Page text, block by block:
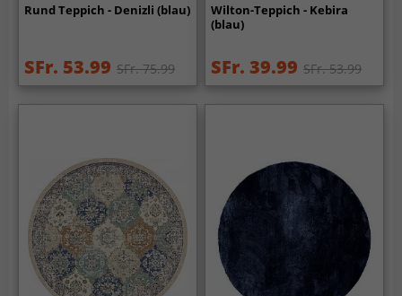
Rund Teppich - Denizli (blau)
SFr. 53.99 SFr. 75.99
Wilton-Teppich - Kebira
(blau)
SFr. 39.99 SFr. 53.99